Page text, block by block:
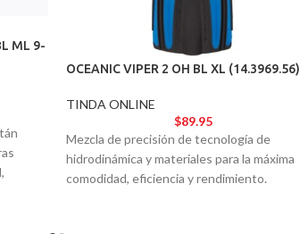
ML 9-
OCEANIC VIPER 2 OH BL XL (14.3969.56)
TINDA ONLINE
$89.95
Mezcla de precisión de tecnología de
hidrodinámica y materiales para la máxima
comodidad, eficiencia y rendimiento.